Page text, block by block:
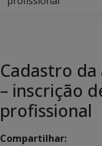
Cadastro da
– inscrição
profissional
Compartilhar: